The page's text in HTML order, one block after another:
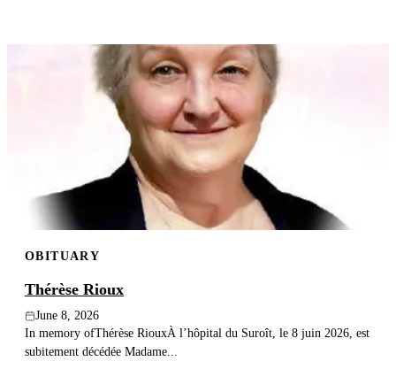
OBITUARY
Thérèse Rioux
June 8, 2026
In memory ofThérèse RiouxÀ l’hôpital du Suroît, le 8 juin 2026, est
subitement décédée Madame...